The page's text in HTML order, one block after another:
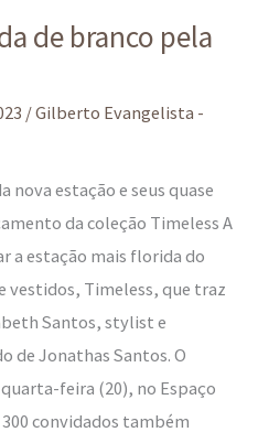
de branco pela
/Gilberto Evangelista -
nova estação e seus quase
da coleção Timeless A
a estação mais florida do
vestidos, Timeless, que traz
Santos, stylist e
de Jonathas Santos. O
feira (20), no Espaço
convidados também